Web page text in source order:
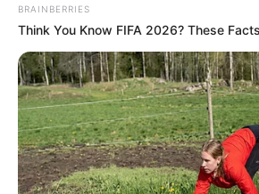
BRAINBERRIES
Think You Know FIFA 2026? These